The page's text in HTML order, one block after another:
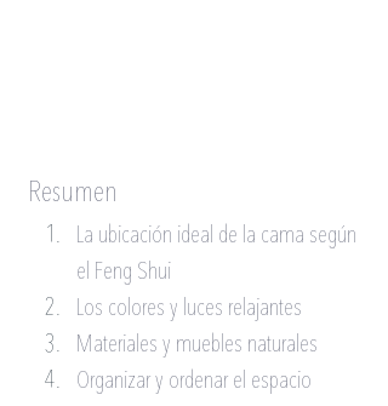
Resumen
La ubicación ideal de la cama según
el Feng Shui
Los colores y luces relajantes
Materiales y muebles naturales
Organizar y ordenar el espacio